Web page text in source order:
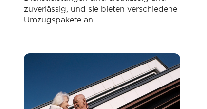
zuverlässig, und sie bieten verschiedene
Umzugspakete an!